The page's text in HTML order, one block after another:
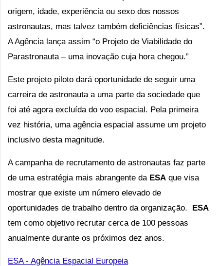
origem, idade, experiência ou sexo dos nossos
astronautas, mas talvez também deficiências físicas”.
A Agência lança assim “o Projeto de Viabilidade do
Parastronauta – uma inovação cuja hora chegou.”
Este projeto piloto dará oportunidade de seguir uma
carreira de astronauta a uma parte da sociedade que
foi até agora excluída do voo espacial. Pela primeira
vez história, uma agência espacial assume um projeto
inclusivo desta magnitude.
A campanha de recrutamento de astronautas faz parte
de uma estratégia mais abrangente da ESA que visa
mostrar que existe um número elevado de
oportunidades de trabalho dentro da organização. ESA
tem como objetivo recrutar cerca de 100 pessoas
anualmente durante os próximos dez anos.
ESA - Agência Espacial Europeia